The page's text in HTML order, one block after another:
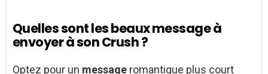
Quelles sont les beaux message à
envoyer à son Crush ?
Optez pour un message romantique plus court